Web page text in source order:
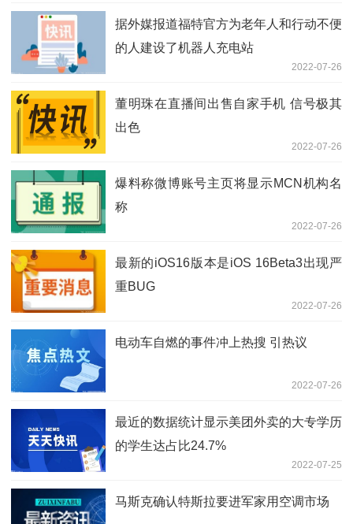
据外媒报道福特官方为老年人和行动不便
的人建设了机器人充电站
2022-07-26
董明珠在直播间出售自家手机 信号极其
出色
2022-07-26
爆料称微博账号主页将显示MCN机构名
称
2022-07-26
最新的iOS16版本是iOS 16Beta3出现严
重BUG
2022-07-26
电动车自燃的事件冲上热搜 引热议
2022-07-26
最近的数据统计显示美团外卖的大专学历
的学生达占比24.7%
2022-07-25
马斯克确认特斯拉要进军家用空调市场